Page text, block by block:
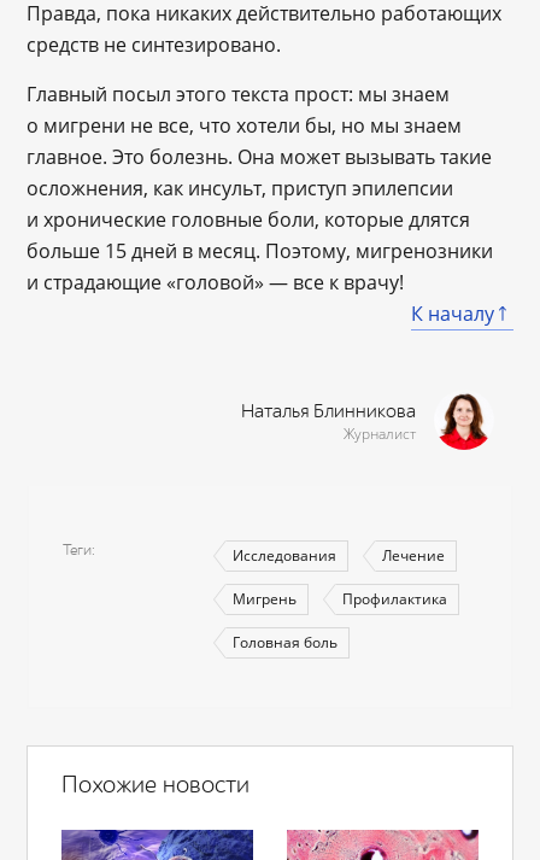
Правда, пока никаких действительно работающих
средств не синтезировано.
Главный посыл этого текста прост: мы знаем
о мигрени не все, что хотели бы, но мы знаем
главное. Это болезнь. Она может вызывать такие
осложнения, как инсульт, приступ эпилепсии
и хронические головные боли, которые длятся
больше 15 дней в месяц. Поэтому, мигренозники
и страдающие «головой» — все к врачу!
К началу
Наталья Блинникова
Журналист
Теги Исследования Лечение
Мигрень Профилактика
Головная боль
Похожие новости